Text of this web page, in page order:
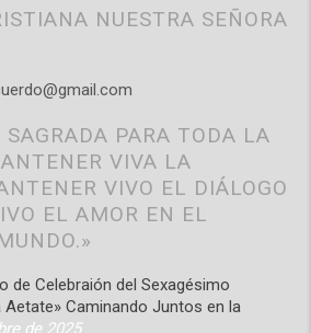
NUESTRA SEÑORA
SAGRADA PARA TODA LA
VIVA LA
VIVO EL DIÁLOGO
EL AMOR EN EL
de Celebraión del Sexagésimo
Caminando Juntos en la
de 2025